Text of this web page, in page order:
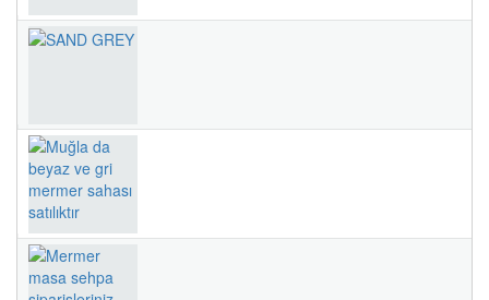
30 USD
SAND GREY
#4597 -Mustafa Dindar
160 USD
Muğla da beyaz ve gri mermer sahası satılıktır